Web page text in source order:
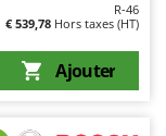
R-46
€ 539,78 Hors taxes (HT)
Ajouter